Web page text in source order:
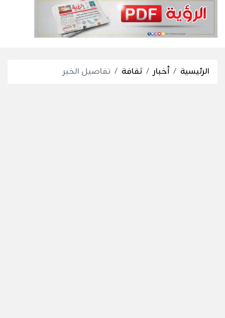
الرئيسية أخبار ثقافة تفاصيل الخبر